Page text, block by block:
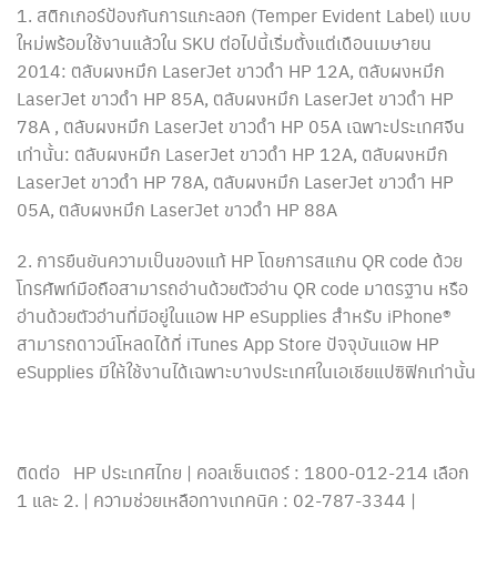
1. สติกเกอร์ป้องกันการแกะลอก (Temper Evident Label) แบบ
ใหม่พร้อมใช้งานแล้วใน SKU ต่อไปนี้เริ่มตั้งแต่เดือนเมษายน
2014: ตลับผงหมึก LaserJet ขาวดำ HP 12A, ตลับผงหมึก
LaserJet ขาวดำ HP 85A, ตลับผงหมึก LaserJet ขาวดำ HP
78A , ตลับผงหมึก LaserJet ขาวดำ HP 05A เฉพาะประเทศจีน
เท่านั้น: ตลับผงหมึก LaserJet ขาวดำ HP 12A, ตลับผงหมึก
LaserJet ขาวดำ HP 78A, ตลับผงหมึก LaserJet ขาวดำ HP
05A, ตลับผงหมึก LaserJet ขาวดำ HP 88A
2. การยืนยันความเป็นของแท้ HP โดยการสแกน QR code ด้วย
โทรศัพท์มือถือสามารถอ่านด้วยตัวอ่าน QR code มาตรฐาน หรือ
อ่านด้วยตัวอ่านที่มีอยู่ในแอพ HP eSupplies สำหรับ iPhone®
สามารถดาวน์โหลดได้ที่ iTunes App Store ปัจจุบันแอพ HP
eSupplies มีให้ใช้งานได้เฉพาะบางประเทศในเอเชียแปซิฟิกเท่านั้น
ติดต่อ HP ประเทศไทย | คอลเซ็นเตอร์ : 1800-012-214 เลือก
1 และ 2. | ความช่วยเหลือทางเทคนิค : 02-787-3344 |